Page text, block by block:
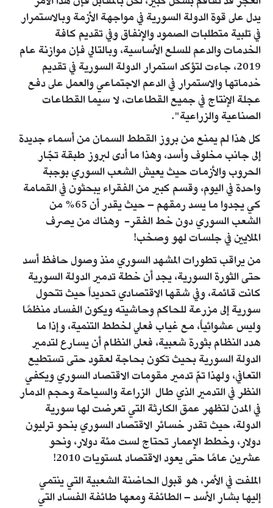
يدل على قوة الدولة السورية في مواجهة الأزمة وبالاستمرار
في تلبية متطلبات الصمود والإنفاق وفي تقديم كافة
الخدمات والدعم للسلع الأساسية، وبالتالي فإن موازنة عام
2019، جاءت لتؤكد استمرار الدولة السورية في تقديم
خدماتها والاستمرار في الدعم الاجتماعي والعمل على دفع
عجلة الإنتاج في جميع القطاعات، لا سيما القطاعات
الصناعية والزراعية".
كل هذا لم يمنع من بروز القطط السمان من أسماء جديدة
إلى جانب مخلوف وأسد، وهذا ما أدى لبروز طبقة تجّار
الحروب والأزمات حيث يعيش الشعب السوري بوجبة
واحدة في اليوم، وقسم كبير من الفقراء يبحثون في القمامة
كي يجدوا ما يسد رمقهم – حيث يقدر أن 65% من
الشعب السوري دون خط الفقر- وهناك من يصرف
الملايين في جلسات لهو وصخب!
من يراقب تطورات المشهد السوري منذ وصول حافظ أسد
حتى الثورة السورية، يجد أن خطة تدمير الدولة السورية
كانت قائمة، وفي شقها الاقتصادي تحديداً حيث تتحول
سورية إلى مزرعة للحاكم وحاشيته ويكون الفساد منظمًا
وليس عشوائياً، مع غياب فعلي لخطط التنمية، وإذا ما
هدد النظام بثورة شعبية، فعلى النظام أن يسارع لتدمير
الدولة السورية بحيث تكون بحاجة لعقود حتى تستطيع
التعافي، ولهذا تمّ تدمير مقومات الاقتصاد السوري ويكفي
النظر في التدمير الذي طال الزراعة والسياحة وحجم الدمار
في المدن لتظهر عمق الكارثة التي تعرضت لها سورية
الدولة، حيث تقدر خسائر الاقتصاد السوري بنحو ترليون
دولار، وخطط الإعمار تحتاج لست مئة دولار، ونحو
عشرين عامًا حتى يعود الاقتصاد لمستويات 2010!
الملفت في الأمر، هو قبول الحاضنة الشعبية التي ينتمي
إليها بشار الأسد – الطائفة ومعها طائفة الفساد التي